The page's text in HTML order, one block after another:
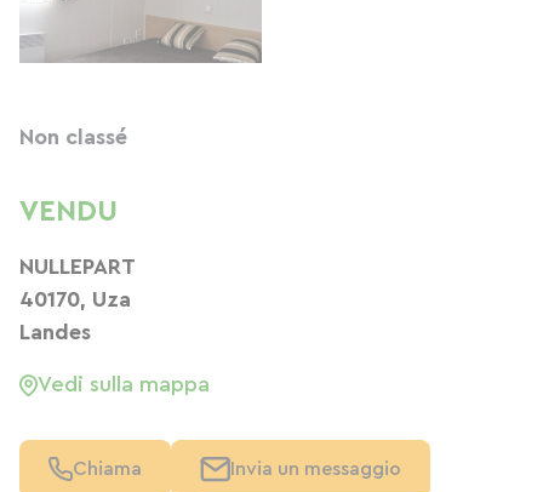
Non classé
VENDU
NULLEPART
40170, Uza
Landes
Vedi sulla mappa
Chiama Invia un messaggio